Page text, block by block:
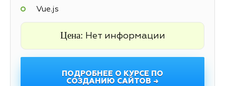
Vue.js
Цена: Нет информации
ПОДРОБНЕЕ О КУРСЕ ПО
СОЗДАНИЮ САЙТОВ →